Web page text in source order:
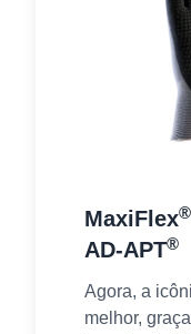
MaxiFlex®
AD-APT®
Agora, a
melhor,